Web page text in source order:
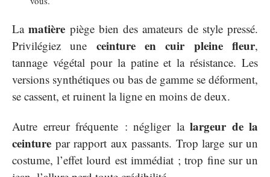
Lamatière piège bien des amateurs de style pressé.
Privilégiez une ceinture en cuir pleine fleur,
tannage végétal pour la patine et la résistance. Les
versions synthétiques ou bas de gamme se déforment,
se cassent, et ruinent la ligne en moins de deux.
Autre erreur fréquente : négliger la largeur de la
ceinture par rapport aux passants. Trop large sur un
costume, l’effet lourd est immédiat ; trop fine sur un